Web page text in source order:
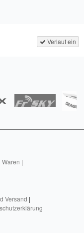
Verlauf ein
Waren |
Versand |